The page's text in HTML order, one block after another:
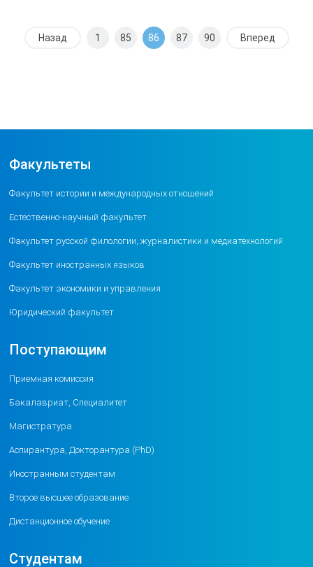
Назад 1 85 86 87 90 Вперед
Факультеты
Факультет истории и международных отношений
Естественно-научный факультет
Факультет русской филологии, журналистики и медиатехнологий
Факультет иностранных языков
Факультет экономики и управления
Юридический факультет
Поступающим
Приемная комиссия
Бакалавриат, Специалитет
Магистратура
Аспирантура, Докторантура (PhD)
Иностранным студентам
Второе высшее образование
Дистанционное обучение
Студентам